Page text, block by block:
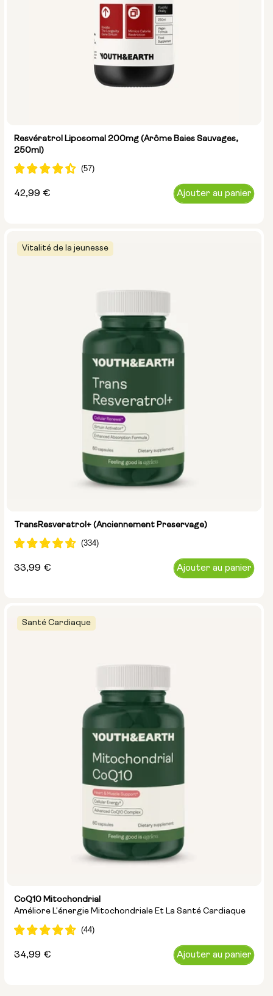
Resvératrol Liposomal 200mg (arôme Baies Sauvages,
250ml)
Prix
42,99 € Ajouter au panier
Vitalité de la jeunesse
TransResveratrol+ (anciennement Preservage)
Prix
33,99 € Ajouter au panier
Santé Cardiaque
CoQ10 Mitochondrial
Améliore L'énergie Mitochondriale Et La Santé Cardiaque
Prix
34,99 € Ajouter au panier